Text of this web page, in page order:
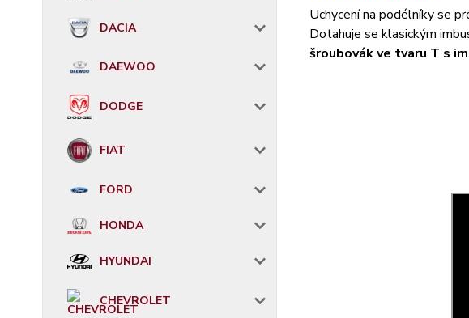
DACIA
DAEWOO
DODGE
FIAT
FORD
HONDA
HYUNDAI
CHEVROLET
Uchycení na podélníky se
Dotahuje se klasickým
šroubovák ve tvaru T s